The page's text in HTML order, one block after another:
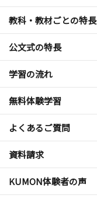
教科・教材ごとの特長
公文式の特長
学習の流れ
無料体験学習
よくあるご質問
資料請求
KUMON体験者の声